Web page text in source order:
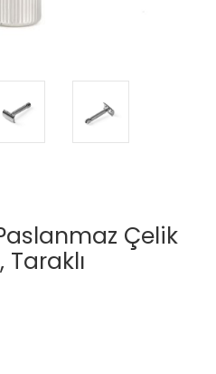
Çelik
Taraklı